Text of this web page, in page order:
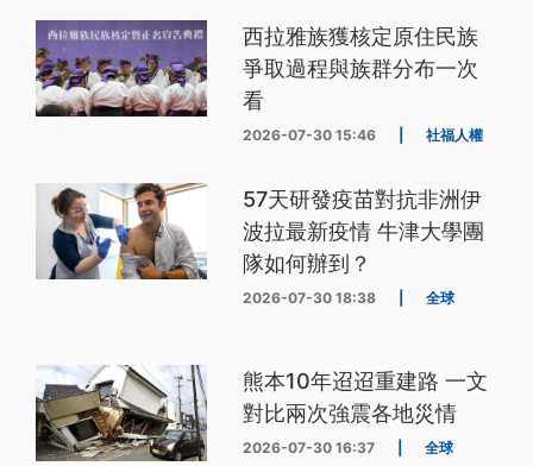
西拉雅族獲核定原住民族
爭取過程與族群分布一次
看
2026-07-30 15:46 社福人權
57天研發疫苗對抗非洲伊
波拉最新疫情 牛津大學團
隊如何辦到？
2026-07-30 18:38 全球
熊本10年迢迢重建路 一文
對比兩次強震各地災情
2026-07-30 16:37 全球